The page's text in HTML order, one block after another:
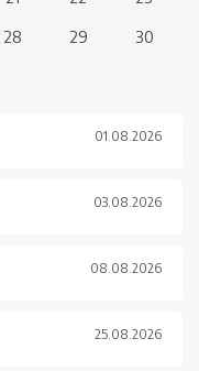
28 29
30
01.08.2026
03.08.2026
08.08.2026
25.08.2026